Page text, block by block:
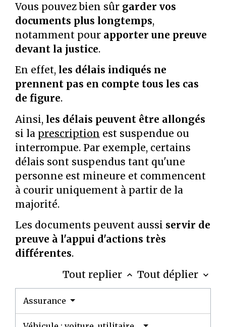
Vous pouvez bien sûr garder vos
documents plus longtemps,
notamment pour apporter une preuve
devant la justice.
En effet, les délais indiqués ne
prennent pas en compte tous les cas
de figure.
Ainsi, les délais peuvent être allongés
si la prescription est suspendue ou
interrompue. Par exemple, certains
délais sont suspendus tant qu'une
personne est mineure et commencent
à courir uniquement à partir de la
majorité.
Les documents peuvent aussi servir de
preuve à l'appui d'actions très
différentes.
Tout replier keyboard_arrow_up Tout déplier keyboard_arrow_down
Assurance